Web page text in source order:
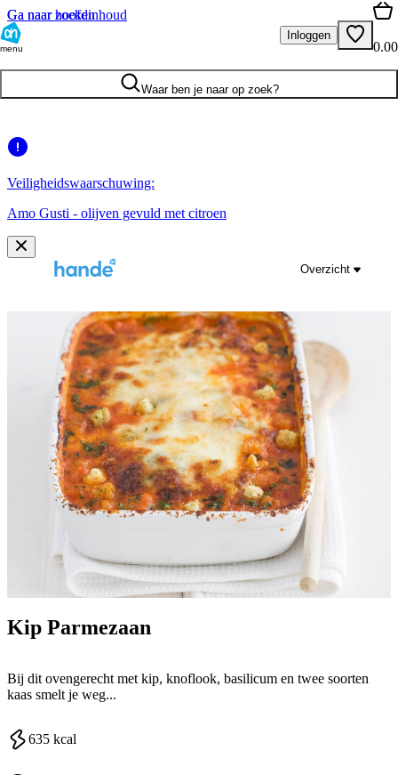
Ga naar hoofdinhoud
Ga naar zoeken
menu
Inloggen
0.00
Waar ben je naar op zoek?
Veiligheidswaarschuwing:
Amo Gusti - olijven gevuld met citroen
Overzicht
Kip Parmezaan
Bij dit ovengerecht met kip, knoflook, basilicum en twee soorten
kaas smelt je weg...
635 kcal